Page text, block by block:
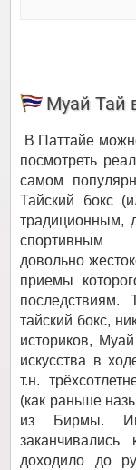
Муай Тай
В Паттайе
посмотреть
самом
Тайский бокс
традиционным,
спортивным
довольно
приемы
последствиям.
тайский бокс,
историков,
искусства в
т.н.
(как раньше
из Бирмы.
доходило до